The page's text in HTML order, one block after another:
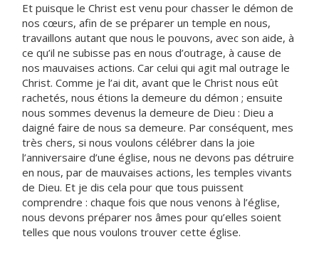
Et puisque le Christ est venu pour chasser le démon de
nos cœurs, afin de se préparer un temple en nous,
travaillons autant que nous le pouvons, avec son aide, à
ce qu’il ne subisse pas en nous d’outrage, à cause de
nos mauvaises actions. Car celui qui agit mal outrage le
Christ. Comme je l’ai dit, avant que le Christ nous eût
rachetés, nous étions la demeure du démon ; ensuite
nous sommes devenus la demeure de Dieu : Dieu a
daigné faire de nous sa demeure. Par conséquent, mes
très chers, si nous voulons célébrer dans la joie
l’anniversaire d’une église, nous ne devons pas détruire
en nous, par de mauvaises actions, les temples vivants
de Dieu. Et je dis cela pour que tous puissent
comprendre : chaque fois que nous venons à l’église,
nous devons préparer nos âmes pour qu’elles soient
telles que nous voulons trouver cette église.